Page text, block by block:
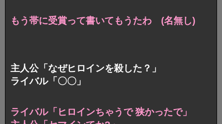
もう帯に受賞って書いてもうたわ (名無し)
主人公「なぜヒロインを殺した？」
ライバル「〇〇」
ライバル「ヒロインちゃうで 狭かったで」